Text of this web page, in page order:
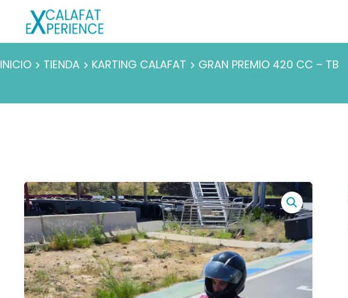
INICIO TIENDA KARTING CALAFAT GRAN PREMIO 420 CC – TB